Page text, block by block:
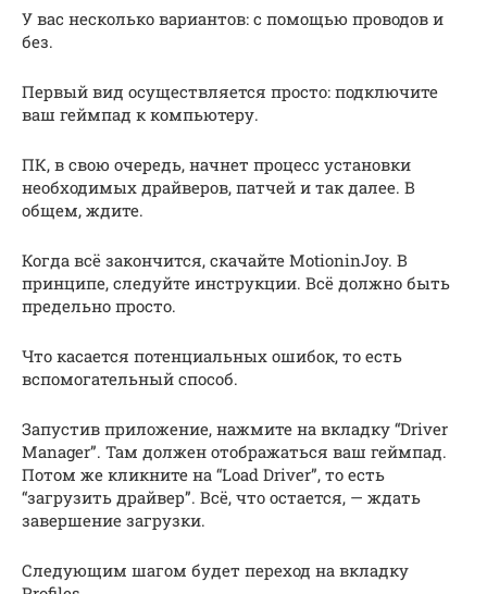
У вас несколько вариантов: с помощью проводов и
без.
Первый вид осуществляется просто: подключите
ваш геймпад к компьютеру.
ПК, в свою очередь, начнет процесс установки
необходимых драйверов, патчей и так далее. В
общем, ждите.
Когда всё закончится, скачайте MotioninJoy. В
принципе, следуйте инструкции. Всё должно быть
предельно просто.
Что касается потенциальных ошибок, то есть
вспомогательный способ.
Запустив приложение, нажмите на вкладку “Driver
Manager”. Там должен отображаться ваш геймпад.
Потом же кликните на “Load Driver”, то есть
“загрузить драйвер”. Всё, что остается, — ждать
завершение загрузки.
Следующим шагом будет переход на вкладку